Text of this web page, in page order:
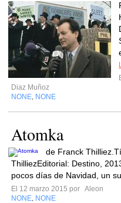
Diaz Muñoz
NONE NONE
Atomka
de Franck
ThilliezEditorial: Destino,
pocos días de Navidad, un
El 12 marzo 2015 por Aleon
NONE NONE